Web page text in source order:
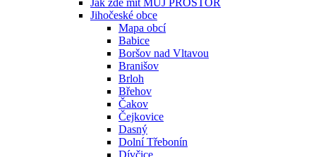
Jak zde mít MŮJ PROSTOR
Jihočeské obce
Mapa obcí
Babice
Boršov nad Vltavou
Branišov
Brloh
Břehov
Čakov
Čejkovice
Dasný
Dolní Třebonín
Dívčice